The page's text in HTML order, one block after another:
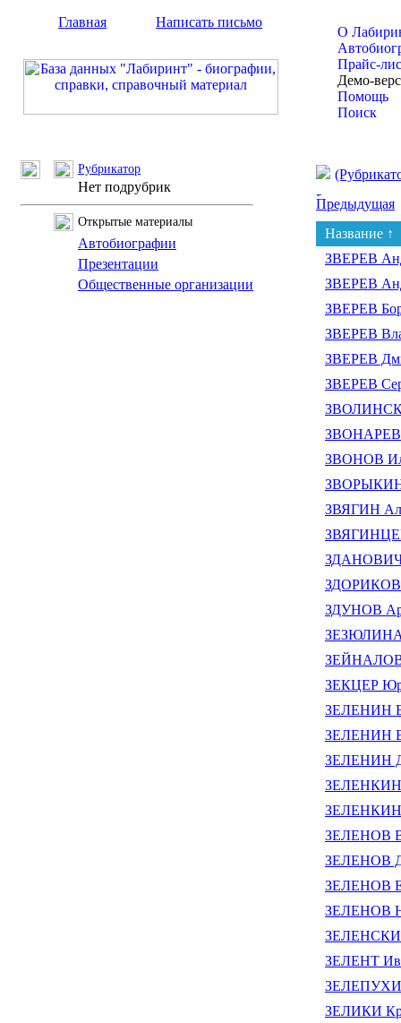
Главная Написать письмо
О
Прайс-
Демо-
Помощь
Поиск
Рубрикатор
Нет подрубрик
Открытые материалы
Автобиографии
Презентации
Общественные организации
Предыдущая
Название ↑
ЗВЕРЕВ
ЗВЕРЕВ
ЗВЕРЕВ
ЗВЕРЕВ
ЗВЕРЕВ
ЗВЕРЕВ
ЗВОНАРЕВ
ЗВОНОВ
ЗВЯГИН
ЗВЯГИНЦЕВ
ЗДАНОВИЧ
ЗДОРИКОВ
ЗДУНОВ
ЗЕЗЮЛИНА
ЗЕКЦЕР
ЗЕЛЕНИН
ЗЕЛЕНИН
ЗЕЛЕНИН
ЗЕЛЕНКИН
ЗЕЛЕНКИН
ЗЕЛЕНОВ
ЗЕЛЕНОВ
ЗЕЛЕНОВ
ЗЕЛЕНОВ
ЗЕЛЕНТ
ЗЕЛЕПУХИН
ЗЕЛИКИ